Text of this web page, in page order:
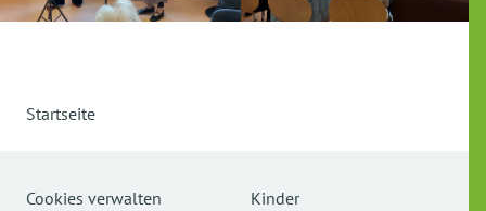
Startseite
Cookies verwalten Kinder